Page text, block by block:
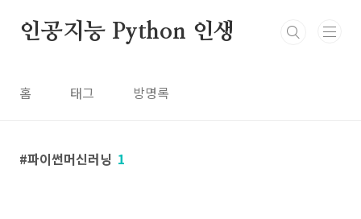
인공지능 Python 인생
홈 태그 방명록
파이썬머신러닝 1